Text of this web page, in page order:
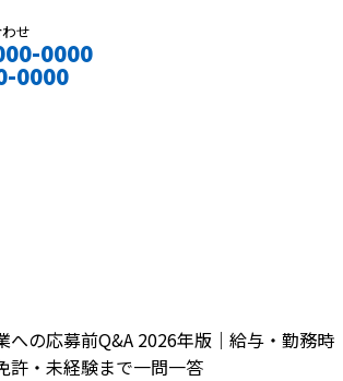
せ
0000
0000
への応募前Q&A 2026年版｜給与・勤務時
許・未経験まで一問一答